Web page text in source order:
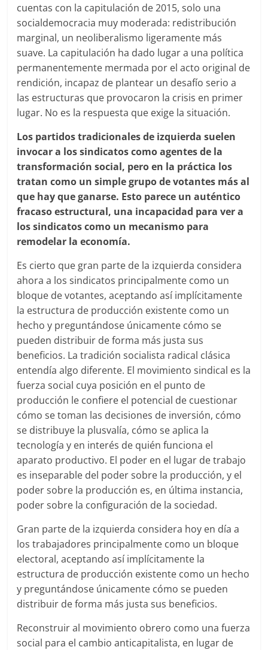
cuentas con la capitulación de 2015, solo una
socialdemocracia muy moderada: redistribución
marginal, un neoliberalismo ligeramente más
suave. La capitulación ha dado lugar a una política
permanentemente mermada por el acto original de
rendición, incapaz de plantear un desafío serio a
las estructuras que provocaron la crisis en primer
lugar. No es la respuesta que exige la situación.
Los partidos tradicionales de izquierda suelen
invocar a los sindicatos como agentes de la
transformación social, pero en la práctica los
tratan como un simple grupo de votantes más al
que hay que ganarse. Esto parece un auténtico
fracaso estructural, una incapacidad para ver a
los sindicatos como un mecanismo para
remodelar la economía.
Es cierto que gran parte de la izquierda considera
ahora a los sindicatos principalmente como un
bloque de votantes, aceptando así implícitamente
la estructura de producción existente como un
hecho y preguntándose únicamente cómo se
pueden distribuir de forma más justa sus
beneficios. La tradición socialista radical clásica
entendía algo diferente. El movimiento sindical es la
fuerza social cuya posición en el punto de
producción le confiere el potencial de cuestionar
cómo se toman las decisiones de inversión, cómo
se distribuye la plusvalía, cómo se aplica la
tecnología y en interés de quién funciona el
aparato productivo. El poder en el lugar de trabajo
es inseparable del poder sobre la producción, y el
poder sobre la producción es, en última instancia,
poder sobre la configuración de la sociedad.
Gran parte de la izquierda considera hoy en día a
los trabajadores principalmente como un bloque
electoral, aceptando así implícitamente la
estructura de producción existente como un hecho
y preguntándose únicamente cómo se pueden
distribuir de forma más justa sus beneficios.
Reconstruir al movimiento obrero como una fuerza
social para el cambio anticapitalista, en lugar de